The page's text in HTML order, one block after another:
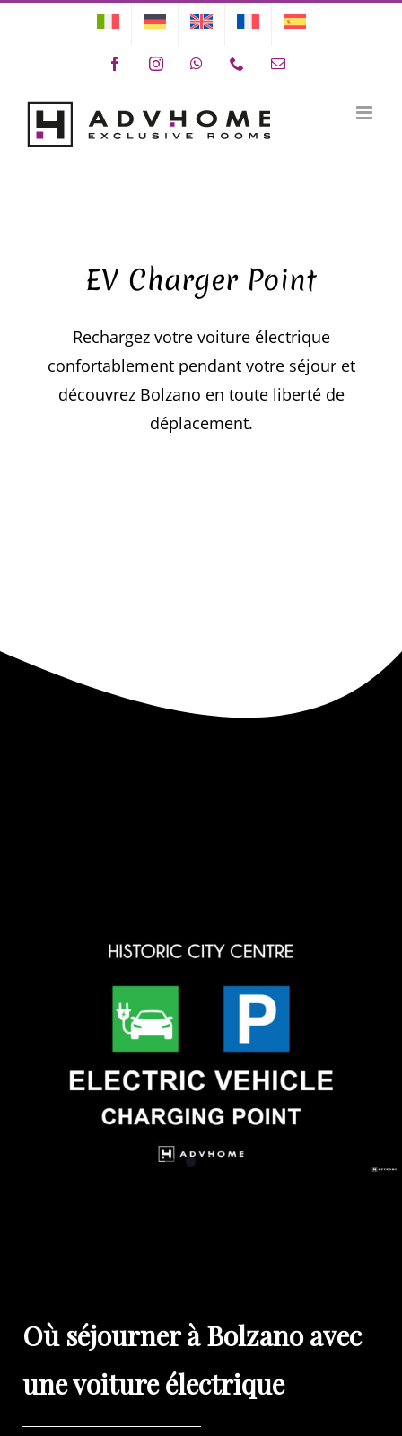
FacebookInstagramWhatsAppPhone Email
EV Charger Point Ricarica Auto Elettrica a Bolzano
EV Charger Point
Rechargez votre voiture électrique
confortablement pendant votre séjour et
découvrez Bolzano en toute liberté de
déplacement.
Où séjourner à Bolzano avec
une voiture électrique